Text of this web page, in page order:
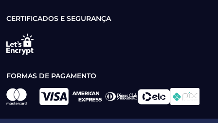
CERTIFICADOS E SEGURANÇA
FORMAS DE PAGAMENTO